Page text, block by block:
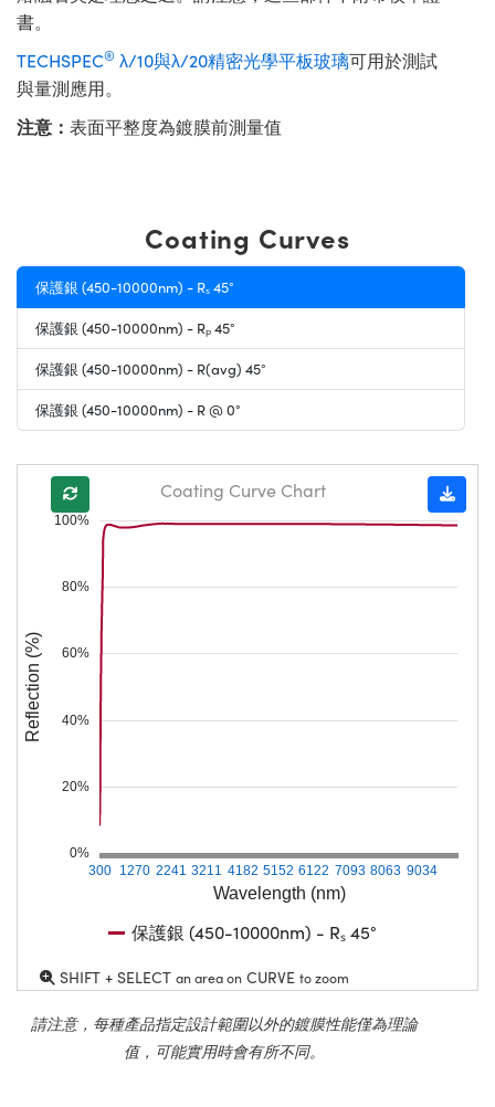
書。
TECHSPEC® λ/10與λ/20精密光學平板玻璃可用於測試
與量測應用。
注意： 表面平整度為鍍膜前測量值
Coating Curves
保護銀 (450-10000nm) - Rₛ 45°
保護銀 (450-10000nm) - Rₚ 45°
保護銀 (450-10000nm) - R(avg) 45°
保護銀 (450-10000nm) - R @ 0°
Wavelength (nm)
300 1270 2241 3211 4182 5152 6122 7093 8063 9034
0%
20%
40%
60%
80%
100%
Reflection (%)
Coating Curve Chart
保護銀 (450-10000nm) - Rₛ 45°
SHIFT + SELECT an area on CURVE to zoom
請注意，每種產品指定設計範圍以外的鍍膜性能僅為理論
值，可能實用時會有所不同。